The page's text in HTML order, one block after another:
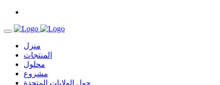
منزل
المنتجات
محلول
مشروع
حول الولايات المتحدة